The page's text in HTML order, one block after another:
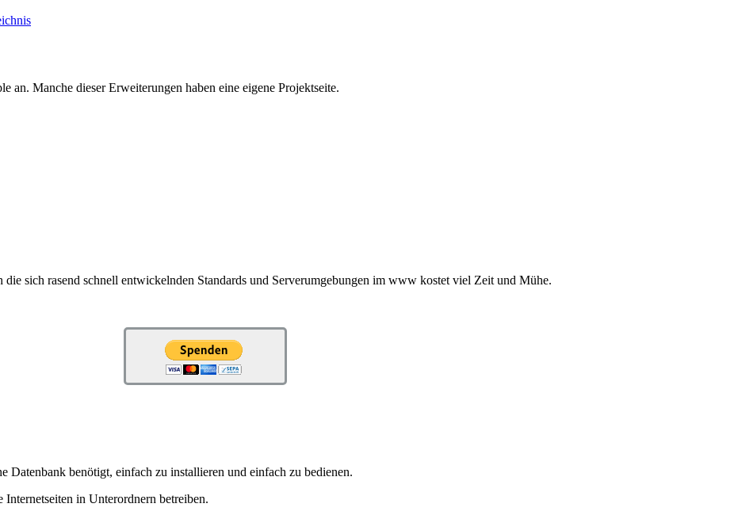
an. Manche dieser Erweiterungen haben eine eigene Projektseite.
sich rasend schnell entwickelnden Standards und Serverumgebungen im www kostet viel Zeit und Mühe.
benötigt, einfach zu installieren und einfach zu bedienen.
in Unterordnern betreiben.